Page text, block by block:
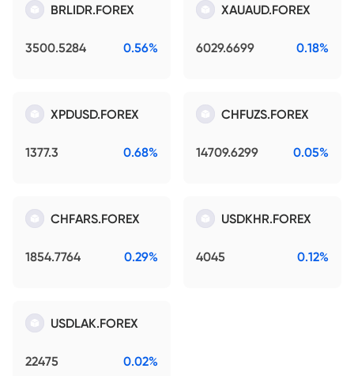
BRLIDR.FOREX
3500.5284 0.56%
XAUAUD.FOREX
6029.6699 0.18%
XPDUSD.FOREX
1377.3 0.68%
CHFUZS.FOREX
14709.6299 0.05%
CHFARS.FOREX
1854.7764 0.29%
USDKHR.FOREX
4045 0.12%
USDLAK.FOREX
22475 0.02%